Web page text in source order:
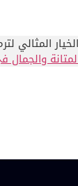
الخيار